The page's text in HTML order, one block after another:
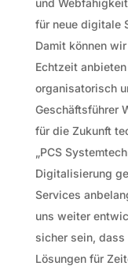
für neue digitale
Damit können
Echtzeit
organisatorisch
Geschäftsführer
für die Zukunft
„PCS
Digitalisierung
Services
uns weiter
sicher sein,
Lösungen für